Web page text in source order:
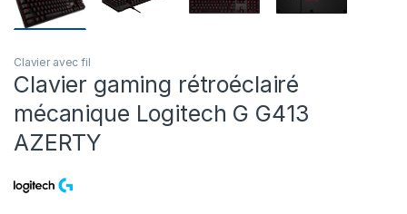
Clavier avec fil
Clavier gaming rétroéclairé
mécanique Logitech G G413
AZERTY